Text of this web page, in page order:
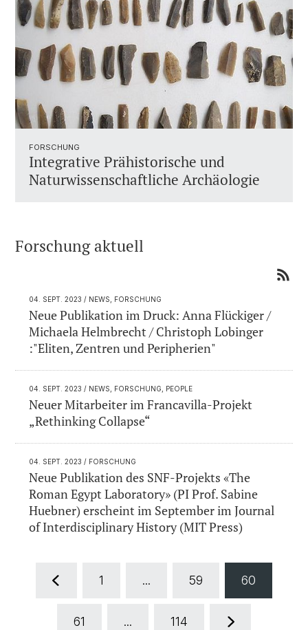
FORSCHUNG
Integrative Prähistorische und
Naturwissenschaftliche Archäologie
Forschung aktuell
04. SEPT. 2023 / NEWS, FORSCHUNG
Neue Publikation im Druck: Anna Flückiger /
Michaela Helmbrecht / Christoph Lobinger
:"Eliten, Zentren und Peripherien"
04. SEPT. 2023 / NEWS, FORSCHUNG, PEOPLE
Neuer Mitarbeiter im Francavilla-Projekt
„Rethinking Collapse“
04. SEPT. 2023 / FORSCHUNG
Neue Publikation des SNF-Projekts «The
Roman Egypt Laboratory» (PI Prof. Sabine
Huebner) erscheint im September im Journal
of Interdisciplinary History (MIT Press)
1 ... 59 60
61 ... 114